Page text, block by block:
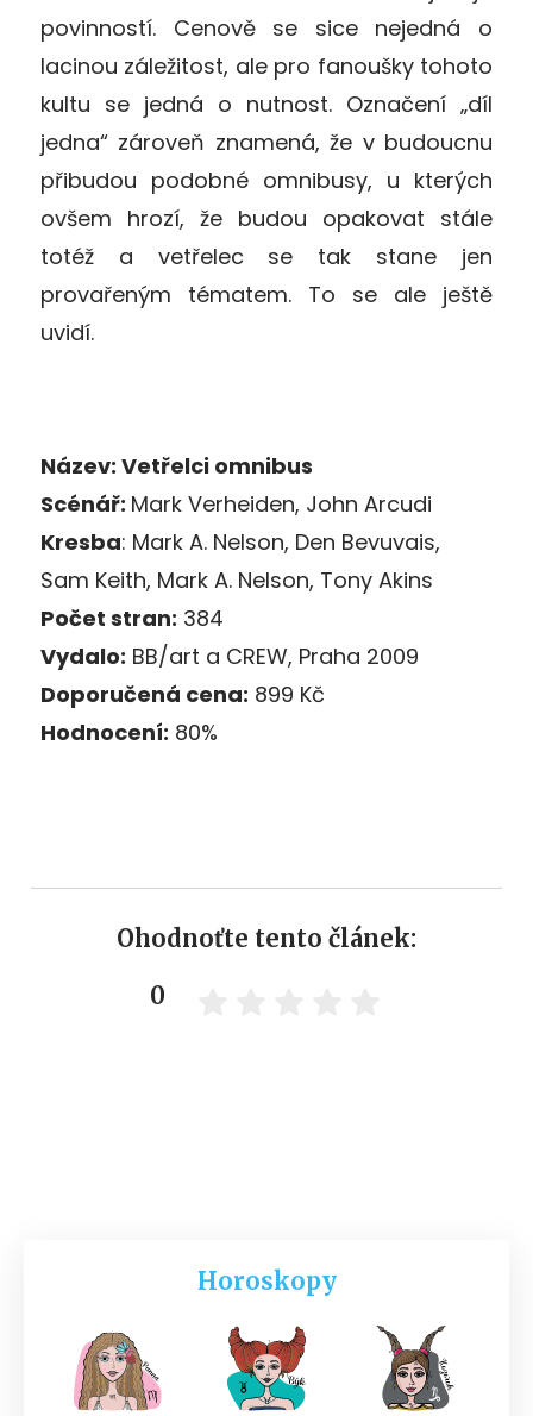
povinností. Cenově se sice nejedná o
lacinou záležitost, ale pro fanoušky tohoto
kultu se jedná o nutnost. Označení „díl
jedna“ zároveň znamená, že v budoucnu
přibudou podobné omnibusy, u kterých
ovšem hrozí, že budou opakovat stále
totéž a vetřelec se tak stane jen
provařeným tématem. To se ale ještě
uvidí.
Název: Vetřelci omnibus
Scénář: Mark Verheiden, John Arcudi
Kresba: Mark A. Nelson, Den Bevuvais,
Sam Keith, Mark A. Nelson, Tony Akins
Počet stran: 384
Vydalo: BB/art a CREW, Praha 2009
Doporučená cena: 899 Kč
Hodnocení: 80%
Ohodnoťte tento článek:
0
Horoskopy